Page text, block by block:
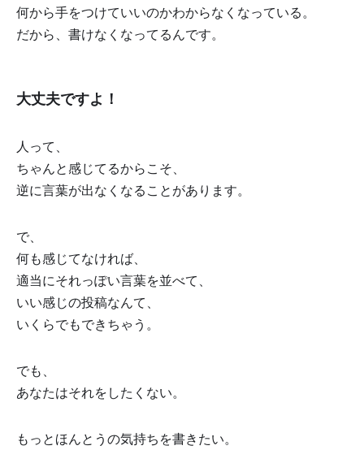
何から手をつけていいのかわからなくなっている。
だから、書けなくなってるんです。
大丈夫ですよ！
人って、
ちゃんと感じてるからこそ、
逆に言葉が出なくなることがあります。
で、
何も感じてなければ、
適当にそれっぽい言葉を並べて、
いい感じの投稿なんて、
いくらでもできちゃう。
でも、
あなたはそれをしたくない。
もっとほんとうの気持ちを書きたい。